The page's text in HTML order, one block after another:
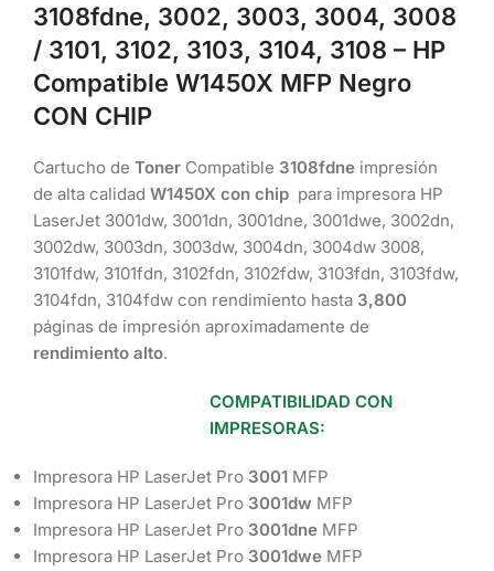
3108fdne, 3002, 3003, 3004, 3008
/ 3101, 3102, 3103, 3104, 3108 – HP
Compatible W1450X MFP Negro
CON CHIP
Cartucho de Toner Compatible 3108fdne impresión
de alta calidad W1450X con chip para impresora HP
LaserJet 3001dw, 3001dn, 3001dne, 3001dwe, 3002dn,
3002dw, 3003dn, 3003dw, 3004dn, 3004dw 3008,
3101fdw, 3101fdn, 3102fdn, 3102fdw, 3103fdn, 3103fdw,
3104fdn, 3104fdw con rendimiento hasta 3,800
páginas de impresión aproximadamente de
rendimiento alto.
COMPATIBILIDAD CON
IMPRESORAS:
Impresora HP LaserJet Pro 3001 MFP
Impresora HP LaserJet Pro 3001dw MFP
Impresora HP LaserJet Pro 3001dne MFP
Impresora HP LaserJet Pro 3001dwe MFP